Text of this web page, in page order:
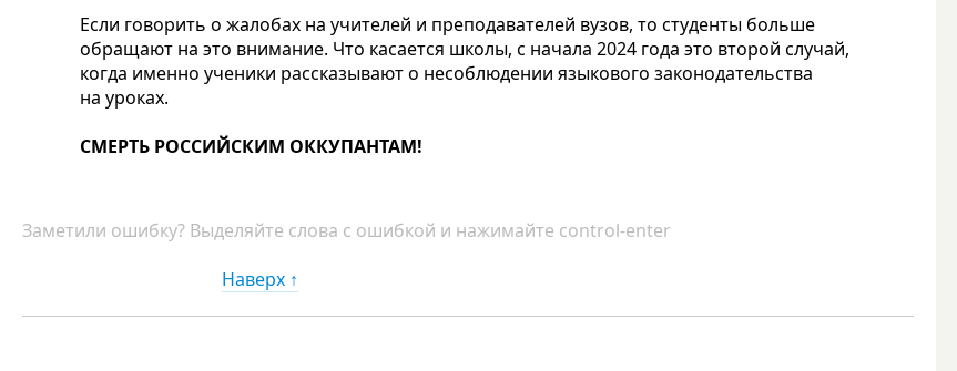
Если говорить о жалобах на учителей и преподавателей вузов, то студенты больше
обращают на это внимание. Что касается школы, с начала 2024 года это второй случай,
когда именно ученики рассказывают о несоблюдении языкового законодательства
на уроках.
СМЕРТЬ РОССИЙСКИМ ОККУПАНТАМ!
Заметили ошибку? Выделяйте слова с ошибкой и нажимайте control-enter
Наверх ↑